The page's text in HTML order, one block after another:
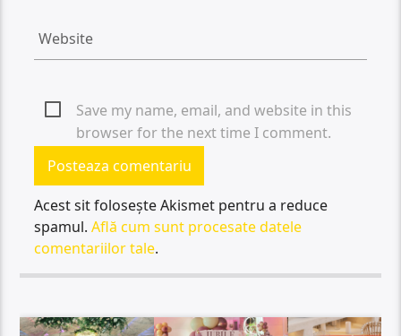
Save my name, email, and website in this
browser for the next time I comment.
Acest sit folosește Akismet pentru a reduce
spamul.Află cum sunt procesate datele
comentariilor tale.